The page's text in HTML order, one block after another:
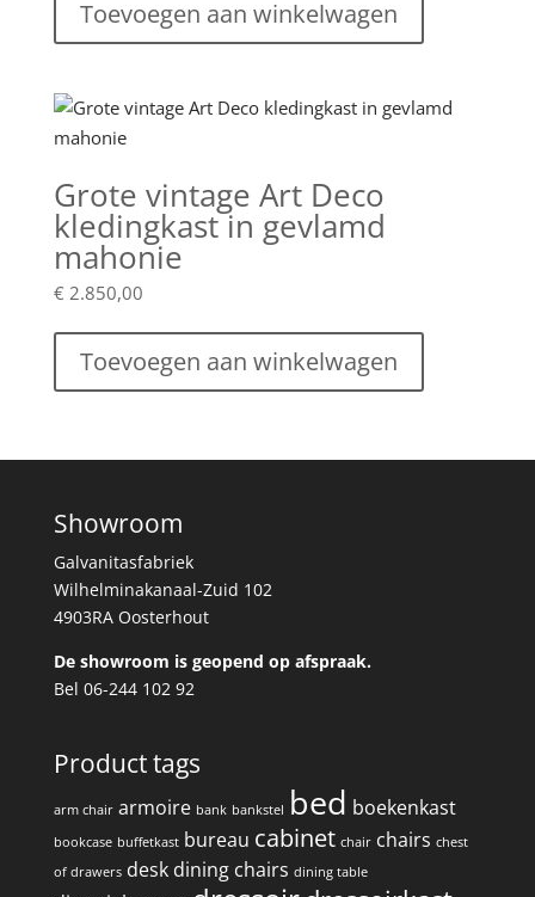
Toevoegen aan winkelwagen
Grote vintage Art Deco
kledingkast in gevlamd
mahonie
€ 2.850,00
Toevoegen aan winkelwagen
Showroom
Galvanitasfabriek
Wilhelminakanaal-Zuid 102
4903RA Oosterhout
De showroom is geopend op afspraak.
Bel 06-244 102 92
Product tags
arm chair armoire bank bankstel bed boekenkast
bookcase buffetkast bureau cabinet chair chairs chest
of drawers desk dining chairs dining table